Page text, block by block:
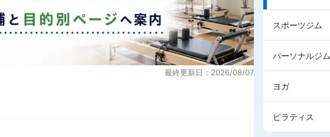
最終更新日：2026/08/07
スポーツジム
パーソナルジム
ヨガ
ピラティス